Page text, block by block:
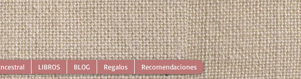
LIBROS BLOG Regalos Recomendaciones